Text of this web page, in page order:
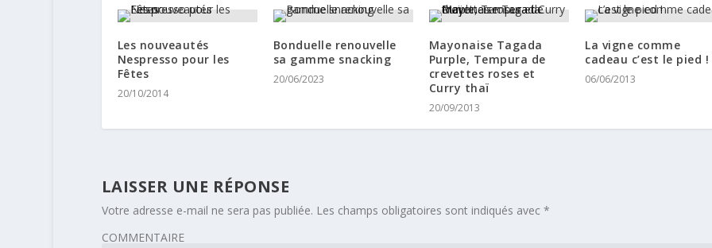
Les nouveautés
Nespresso pour les
Fêtes
20/10/2014
Bonduelle renouvelle
sa gamme snacking
20/06/2023
Mayonaise Tagada
Purple, Tempura de
crevettes roses et
Curry thaï
20/09/2013
La vigne comme
cadeau c’est le pied !
06/06/2013
LAISSER UNE RÉPONSE
Votre adresse e-mail ne sera pas publiée. Les champs obligatoires sont indiqués avec *
COMMENTAIRE